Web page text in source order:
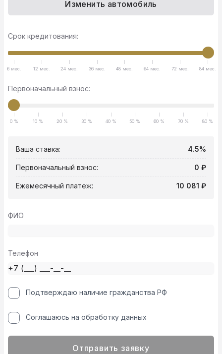
Изменить автомобиль
Срок кредитования:
6 мес. 12 мес. 24 мес. 36 мес. 48 мес. 64 мес. 72 мес. 84 мес.
Первоначальный взнос:
0 % 10 % 20 % 30 % 40 % 50 % 60 % 70 % 80 %
Ваша ставка: 4.5%
Первоначальный взнос: 0 ₽
Ежемесячный платеж: 10 081 ₽
ФИО
Телефон
Подтверждаю наличие гражданства РФ
Соглашаюсь на обработку данных
Отправить заявку